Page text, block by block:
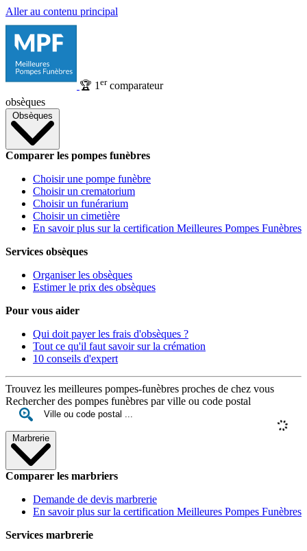
Aller au contenu principal
🏆 1 ercomparateur
obsèques
Obsèques
Comparer les pompes funèbres
Choisir une pompe funèbre
Choisir un crematorium
Choisir un funérarium
Choisir un cimetière
En savoir plus sur la certification Meilleures Pompes Funèbres
Services obsèques
Organiser les obsèques
Estimer le prix des obsèques
Pour vous aider
Qui doit payer les frais d'obsèques ?
Tout ce qu'il faut savoir sur la crémation
10 conseils d'expert
Trouvez les meilleures pompes-funèbres proches de chez vous
Rechercher des pompes funèbres par ville ou code postal
Marbrerie
Comparer les marbriers
Demande de devis marbrerie
En savoir plus sur la certification Meilleures Pompes Funèbres
Services marbrerie